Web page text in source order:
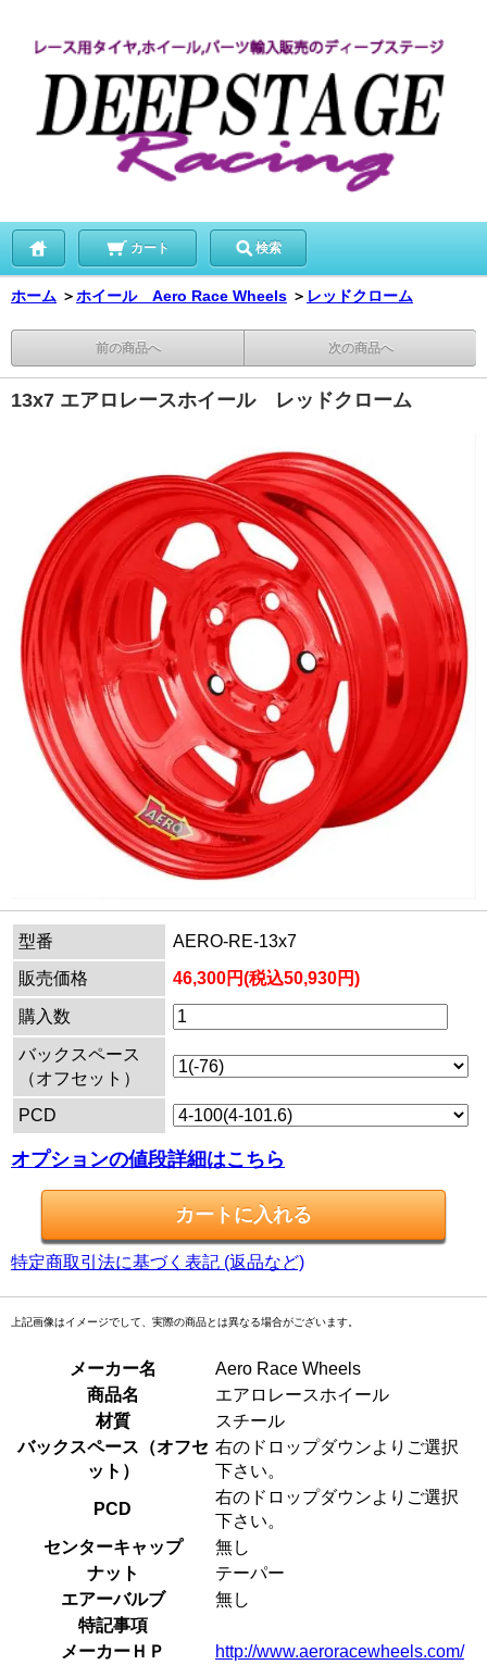
カート 検索
ホーム ＞ホイール Aero Race Wheels ＞ レッドクローム
前の商品へ 次の商品へ
13x7 エアロレースホイール レッドクローム
型番
AERO-RE-13x7
販売価格
46,300円(税込50,930円)
購入数
バックスペース
（オフセット）
PCD
オプションの値段詳細はこちら
特定商取引法に基づく表記 (返品など)
上記画像はイメージでして、実際の商品とは異なる場合がございます。
メーカー名
Aero Race Wheels
商品名
エアロレースホイール
材質
スチール
バックスペース（オフセ
ット）
右のドロップダウンよりご選択
下さい。
PCD
右のドロップダウンよりご選択
下さい。
センターキャップ
無し
ナット
テーパー
エアーバルブ
無し
特記事項
メーカーＨＰ
http://www.aeroracewheels.com/